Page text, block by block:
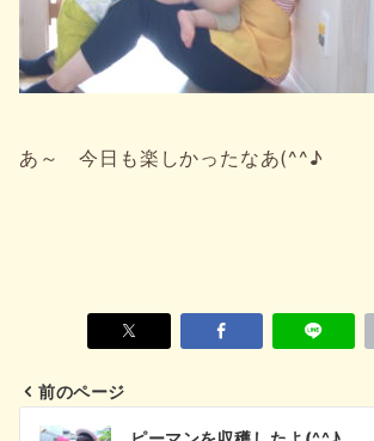
あ～ 今日も楽しかったなあ(^^♪
投
前のページ